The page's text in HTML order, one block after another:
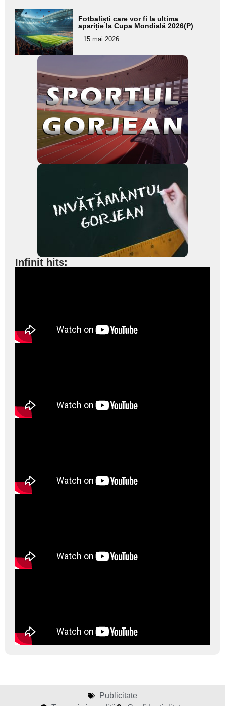
Adaugă
aici textul
pentru
subtitlu
Fotbaliști care vor fi la ultima
apariție la Cupa Mondială 2026(P)
15 mai 2026
Infinit hits:
Publicitate